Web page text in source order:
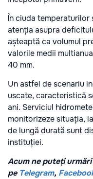
În ciuda
atenția asupra
așteaptă ca volumul
valorile medii
40 mm.
Un astfel de scenariu
uscate, caracteristică
ani. Serviciul
monitorizeze situația,
de lungă durată sunt
instituției.
Acum ne puteți urmări
pe Telegram,